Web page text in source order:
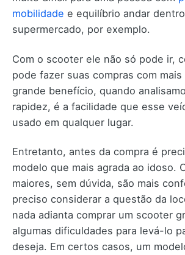
mobilidade e equilíbrio andar
supermercado, por exemplo.
Com o scooter ele não só pode ir,
pode fazer suas compras com mais
grande benefício, quando
rapidez, é a facilidade que esse
usado em qualquer lugar.
Entretanto, antes da compra é
modelo que mais agrada ao idoso.
maiores, sem dúvida, são mais
preciso considerar a questão da
nada adianta comprar um scooter
algumas dificuldades para levá-lo
deseja. Em certos casos, um